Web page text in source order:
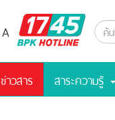
A
BPK
Hotline
ข่าวสาร สาระความรู้